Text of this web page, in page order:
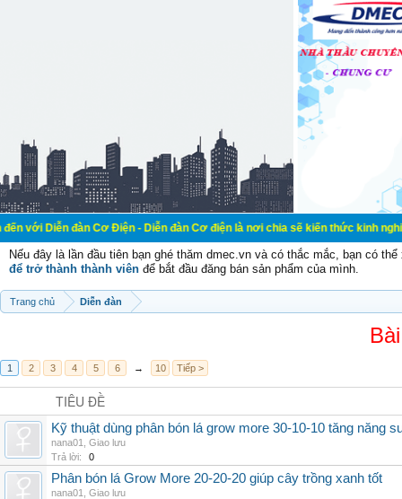
đàn Cơ Điện - Diễn đàn Cơ điện là nơi chia sẽ kiến thức kinh nghiệm
Nếu đây là lần đầu tiên bạn ghé thăm dmec.vn và có thắc mắc, bạn có
để trở thành thành viên để bắt đầu đăng bán sản phẩm của mình.
Trang chủ Diễn đàn
1 2 3 4 5 6 → 10 Tiếp >
TIÊU ĐỀ
Kỹ thuật dùng phân bón lá grow more 30-10-10 tăng năng
nana01
Giao lưu
Trả lời:
0
Phân bón lá Grow More 20-20-20 giúp cây trồng xanh tốt
nana01
Giao lưu